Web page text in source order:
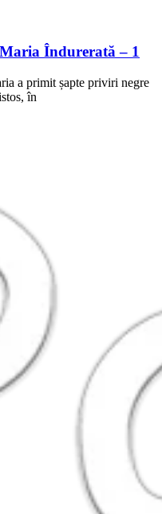
Îndurerată – 1
a primit șapte priviri negre
în